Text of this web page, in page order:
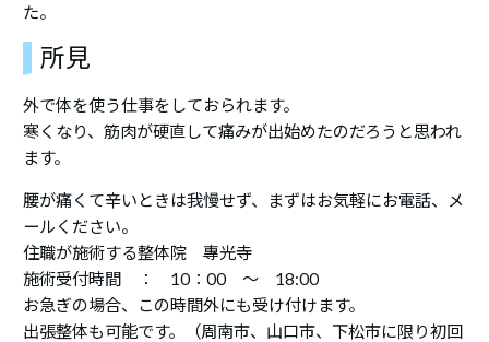
た。
所見
外で体を使う仕事をしておられます。
寒くなり、筋肉が硬直して痛みが出始めたのだろうと思われ
ます。
腰が痛くて辛いときは我慢せず、まずはお気軽にお電話、メ
ールください。
住職が施術する整体院 專光寺
施術受付時間 ： 10：00 ～ 18:00
お急ぎの場合、この時間外にも受け付けます。
出張整体も可能です。（周南市、山口市、下松市に限り初回